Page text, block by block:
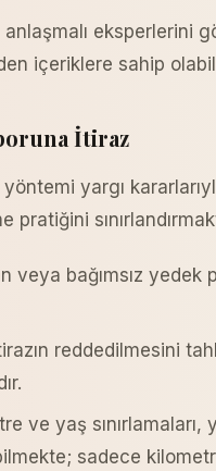
içeriklere sahip
İtiraz
yargı
pratiğini
bağımsız yedek
reddedilmesini
ve yaş
sadece